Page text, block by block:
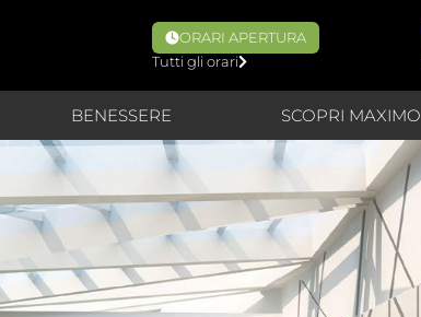
ORARI APERTURA
Tutti gli orari
BENESSERE SCOPRI MAXIMO